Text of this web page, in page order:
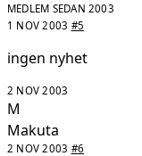
MEDLEM SEDAN 2003
1 NOV 2003 #5
ingen nyhet
2 NOV 2003
M
Makuta
2 NOV 2003 #6